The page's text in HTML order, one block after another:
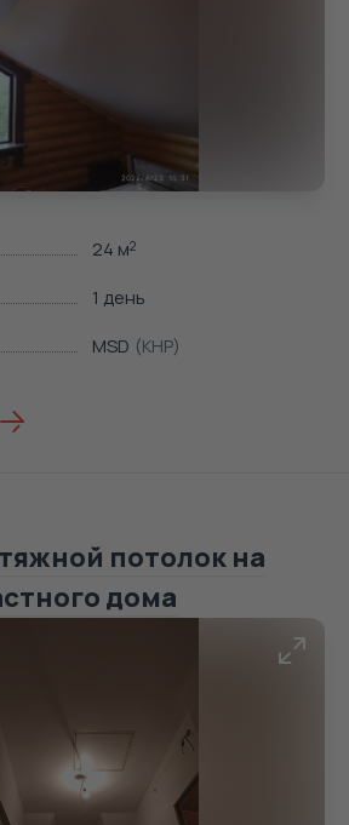
24 м2
1 день
MSD (КНР)
потолок на
дома